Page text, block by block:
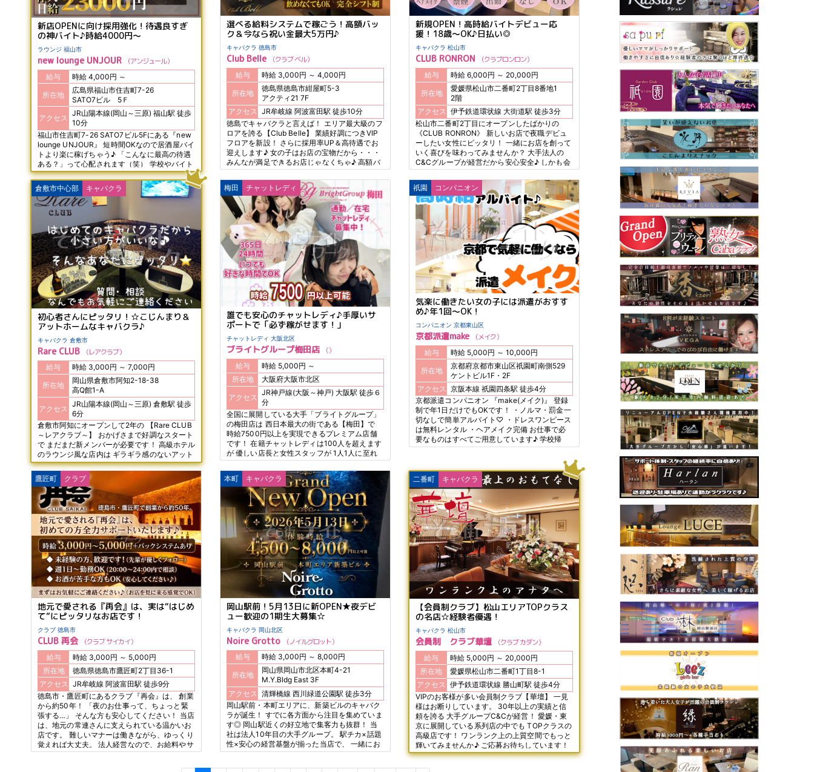
新店OPENに向け採用強化！待遇良すぎ
の神バイト♪時給4000円～
ラウンジ 福山市
new lounge UNJOUR アンジュール
給与 時給 4,000円 ～
所在地
広島県福山市住吉町7-26
SATO7ビル 5Ｆ
アクセス
JR山陽本線(岡山～三原) 福山駅 徒歩
10分
福山市住吉町7-26 SATO7ビル5Fにある『new
lounge UNJOUR』 短時間OKなので居酒屋バイ
トより楽に稼げちゃう♪ 「こんなに最高の待遇
ある？」って心配されます（笑） 学校やバイト
終わりにサラッと寄って1.2時間だけ働いても
OK! 今ならなんと入店祝い金10万円支給☆ エリ
アTOPクラスのお給料＆待遇でお待ちしていま
す!!
選べる給料システムで稼ごう！高額バッ
ク＆今なら祝い金最大5万円♪
キャバクラ 徳島市
Club Belle クラブ ベル
給与 時給 3,000円 ～ 4,000円
所在地
徳島県徳島市紺屋町5-3
アクティ21 7F
アクセス
JR牟岐線 阿波富田駅 徒歩10分
徳島でキャバクラと言えば！ エリア最大級のフ
ロアを誇る【Club Belle】 業績好調につきVIP
フロアを新設！ さらに採用率UP＆高待遇でお
迎えします♪ 女の子はお店の宝物だから・・・
みんなが満足できるお店じゃなくちゃ♪ 高額バ
ックシステムに加え 昨年より大幅UPの入店祝
い金 3万円→最大5万円！ 期間限定なのでお早
めに！！ 今こそナイトワークデビューの大チャ
ンスですよ♪
新規OPEN！高時給バイトデビュー応
援！18歳～OK♪日払い◎
キャバクラ 松山市
CLUB RONRON クラブロンロン
給与 時給 6,000円 ～ 20,000円
所在地
愛媛県松山市二番町2丁目8番地1
2階
アクセス
伊予鉄道環状線 大街道駅 徒歩3分
松山市二番町2丁目にオープンしたばかりの
《CLUB RONRON》 新しいお店で夜職デビュ
ーしたい女性にピッタリ！ 一緒にお店を創って
いく喜びを味わってみませんか？ 大手法人の
C&Cグループが経営だから安心安全♪ しかも会
員制で客層が良いことがおススメPOINT！ から
だに優しい全席禁煙店なので 18歳19歳の方も活
躍できますよ♪
倉敷市中心部 キャバクラ
初心者さんにピッタリ！☆こじんまり＆
アットホームなキャバクラ♪
キャバクラ 倉敷市
Rare CLUB レアクラブ
給与 時給 3,000円 ～ 7,000円
所在地
岡山県倉敷市阿知2-18-38
高Q館1-A
アクセス
JR山陽本線(岡山～三原) 倉敷駅 徒歩
6分
倉敷市阿知にオープンして2年の 【Rare CLUB
～レアクラブ～】 おかげさまで好調なスタート
で まだまだ新メンバーが必要です！ 高級ホテル
のラウンジ風な店内は ギラギラ感のないアット
ホームな雰囲気で いい意味でキャバクラ感があ
りません！ ナイトデビューにも超おすすめです
よ☆
梅田 チャットレディ
誰でも安心のチャットレディ♪手厚いサ
ポートで「必ず稼がせます！」
チャットレディ 大阪北区
ブライトグループ梅田店
給与
時給 5,000円 ～
所在地
大阪府大阪市北区
アクセス
JR神戸線(大阪～神戸) 大阪駅 徒歩６
分
全国に展開している大手「ブライトグループ」
の梅田店は 西日本最大の街である【梅田】で
時給7500円以上を実現できるプレミアム店舗
です！ 在籍チャットレディは100人を超えます
が 優しい店長と女性スタッフが 1人1人に至れ
り尽くせりの安心サポート♪ 年齢や容姿に関係
なく誰でも稼げる環境を提供しています！ 色々
不安な時代だからこそ 誰にも会わず、触れられ
ることもないチャットレディは 人気が衰えずど
んどん上昇中★ 今なら入店祝い金3万円GETの
チャンスですよ♪
祇園 コンパニオン
気楽に働きたい女の子には派遣がおすす
め♪年1回～OK！
コンパニオン 京都東山区
京都派遣make メイク
給与 時給 5,000円 ～ 10,000円
所在地
京都府京都市東山区祇園町南側529
ケントビル1F・2F
アクセス
京阪本線 祇園四条駅 徒歩4分
京都派遣コンパニオン 『make(メイク)』 登録
制で年1日だけでもOKです！ ・ノルマ・罰金一
切なしで簡単アルバイト♡ ・ドレスワンピース
は無料レンタル ・ヘアメイク完備 お仕事で必
要なものはすべてご用意しています♪ 学校帰
り・仕事帰り・近くまで行くから 理由はなんで
嬉しい完全日払いです♪
鷹匠町
クラブ
地元で愛される『再会』は、実は“はじめ
て”にピッタリなお店です！
クラブ 徳島市
CLUB 再会 クラブ サイカイ
給与
時給 3,000円 ～ 5,000円
所在地
徳島県徳島市鷹匠町2丁目36-1
アクセス
JR牟岐線 阿波富田駅 徒歩9分
徳島市・鷹匠町にあるクラブ『再会』は、 創業
から約50年！ 「夜のお仕事って、ちょっと緊
張する…」 そんな方も安心してください！ 当店
は、地元の常連さんに支えられている温かいお
店です。 難しいマナーは働きながら、ゆっくり
覚えれば大丈夫。 法人経営なので、お給料やサ
ポート体制もしっかりしています。 未経験から
本町 キャバクラ
岡山駅前！5月13日に新OPEN★夜デビ
ュー歓迎の1期生大募集☆
キャバクラ 岡山北区
Noire Grotto ノイルグロット
給与 時給 3,000円 ～ 8,000円
所在地
岡山県岡山市北区本町4-21
M.Y.Bldg East 3F
アクセス
清輝橋線 西川緑道公園駅 徒歩3分
岡山駅前・本町エリアに、新築ビルのキャバク
ラが誕生！ すでに各方面から注目を集めていま
す◎ 岡山駅近くの好立地で集客力も抜群！ 当
社は法人10年目の大手グループ。 駅チカ×話題
性×安心の経営基盤が揃った当店で、 一緒にお
店を盛り上げてくれるフロアレディを大募集♪
二番町 キャバクラ
【会員制クラブ】松山エリアTOPクラス
の名店☆経験者優遇！
キャバクラ 松山市
会員制 クラブ華壇 クラブ カダン
給与
時給 5,000円 ～ 20,000円
所在地
愛媛県松山市二番町1丁目8-1
アクセス
伊予鉄道環状線 勝山町駅 徒歩4分
VIPのお客様が多い会員制クラブ【華壇】 一見
様はお断りしています。 30年以上の実績と信
頼を誇る 大手グループC&Cが経営！ 愛媛・東
京に展開している系列店の中でも TOPクラスの
高級店です！ ワンランク上の上質空間でもっと
輝いてみませんか♪ ご応募お待ちしています！